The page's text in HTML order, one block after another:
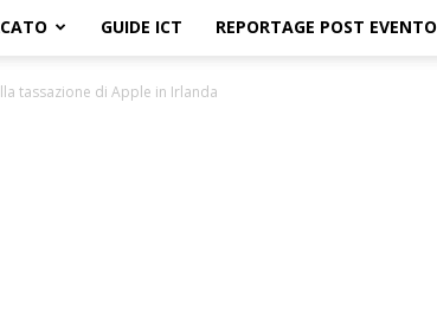
GUIDE ICT REPORTAGE POST EVENTO
tassazione di Apple in Irlanda